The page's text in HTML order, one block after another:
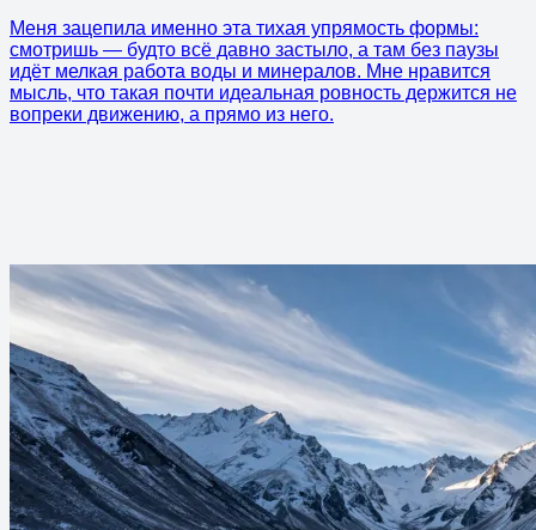
Меня зацепила именно эта тихая упрямость формы:
смотришь — будто всё давно застыло, а там без паузы
идёт мелкая работа воды и минералов. Мне нравится
мысль, что такая почти идеальная ровность держится не
вопреки движению, а прямо из него.